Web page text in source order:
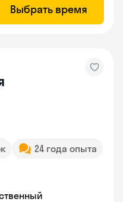
Выбрать время
24 года опыта